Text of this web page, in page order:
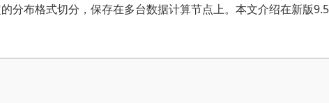
分布格式切分，保存在多台数据计算节点上。本文介绍在新版